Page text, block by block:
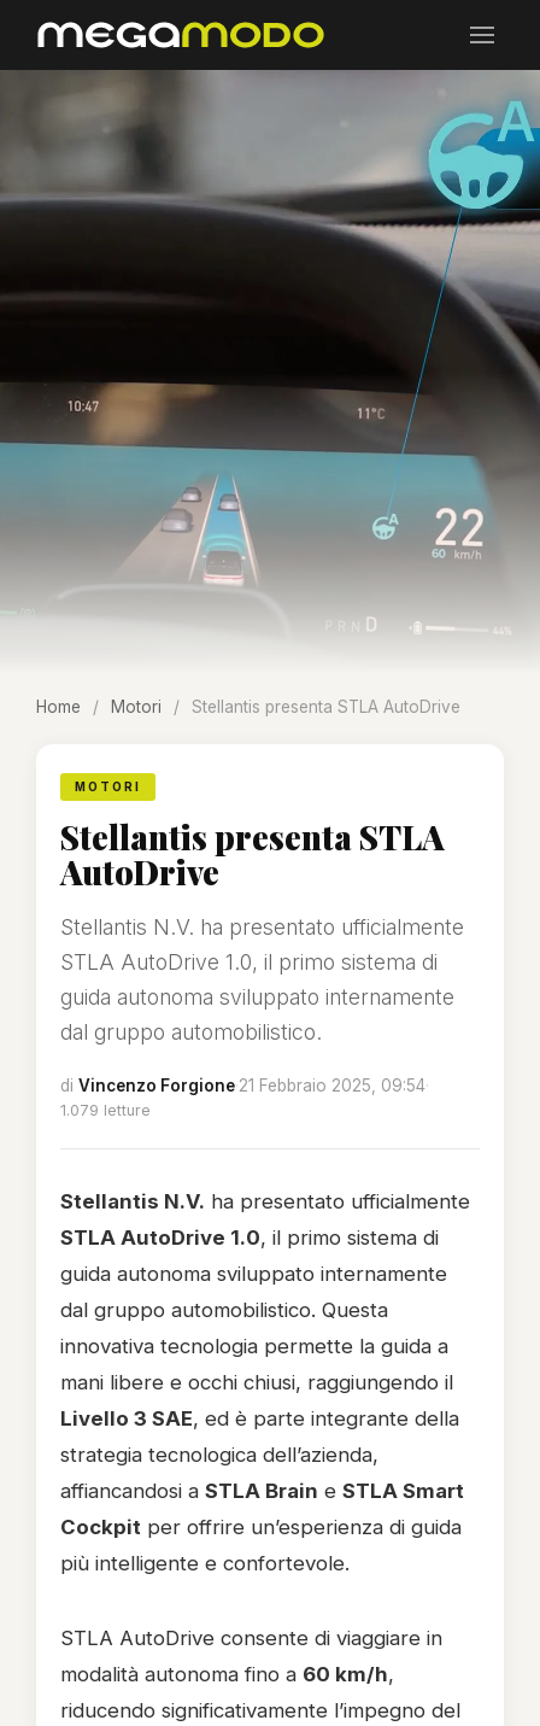
Home / Motori / Stellantis presenta STLA AutoDrive
MOTORI
Stellantis presenta STLA
AutoDrive
Stellantis N.V. ha presentato ufficialmente
STLA AutoDrive 1.0, il primo sistema di
guida autonoma sviluppato internamente
dal gruppo automobilistico.
di Vincenzo Forgione·21 Febbraio 2025, 09:54·
1.079 letture
Stellantis N.V. ha presentato ufficialmente
STLA AutoDrive 1.0, il primo sistema di
guida autonoma sviluppato internamente
dal gruppo automobilistico. Questa
innovativa tecnologia permette la guida a
mani libere e occhi chiusi, raggiungendo il
Livello 3 SAE, ed è parte integrante della
strategia tecnologica dell’azienda,
affiancandosi a STLA Brain e STLA Smart
Cockpit per offrire un’esperienza di guida
più intelligente e confortevole.
STLA AutoDrive consente di viaggiare in
modalità autonoma fino a 60 km/h,
riducendo significativamente l’impegno del